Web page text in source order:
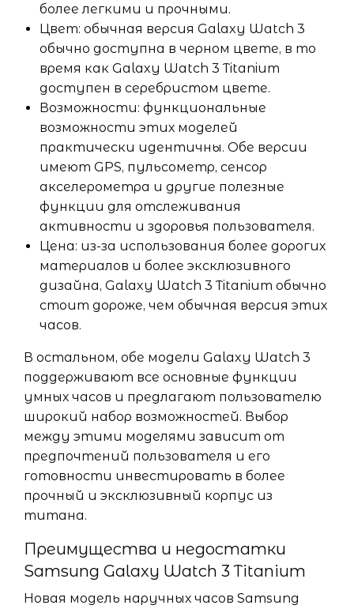
более легкими и прочными.
Цвет: обычная версия Galaxy Watch 3
обычно доступна в черном цвете, в то
время как Galaxy Watch 3 Titanium
доступен в серебристом цвете.
Возможности: функциональные
возможности этих моделей
практически идентичны. Обе версии
имеют GPS, пульсометр, сенсор
акселерометра и другие полезные
функции для отслеживания
активности и здоровья пользователя.
Цена: из-за использования более дорогих
материалов и более эксклюзивного
дизайна, Galaxy Watch 3 Titanium обычно
стоит дороже, чем обычная версия этих
часов.
В остальном, обе модели Galaxy Watch 3
поддерживают все основные функции
умных часов и предлагают пользователю
широкий набор возможностей. Выбор
между этими моделями зависит от
предпочтений пользователя и его
готовности инвестировать в более
прочный и эксклюзивный корпус из
титана.
Преимущества и недостатки
Samsung Galaxy Watch 3 Titanium
Новая модель наручных часов Samsung